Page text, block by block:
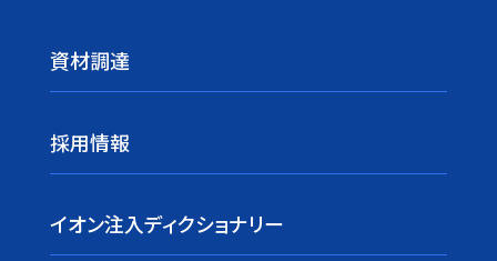
資材調達
採用情報
イオン注入ディクショナリー